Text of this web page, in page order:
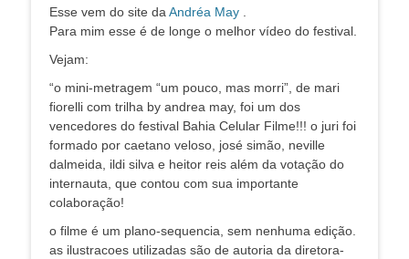
Esse vem do site daAndréa May .
Para mim esse é de longe o melhor vídeo do festival.
Vejam:
“o mini-metragem “um pouco, mas morri”, de mari
fiorelli com trilha by andrea may, foi um dos
vencedores do festival Bahia Celular Filme!!! o juri foi
formado por caetano veloso, josé simão, neville
dalmeida, ildi silva e heitor reis além da votação do
internauta, que contou com sua importante
colaboração!
o filme é um plano-sequencia, sem nenhuma edição.
as ilustracoes utilizadas são de autoria da diretora-